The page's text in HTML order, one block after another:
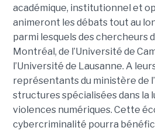
académique, institutionnel et
animeront les débats tout au
parmi lesquels des chercheurs
Montréal, de l’Université de
l’Université de Lausanne. A
représentants du ministère de
structures spécialisées dans la
violences numériques. Cette
cybercriminalité pourra